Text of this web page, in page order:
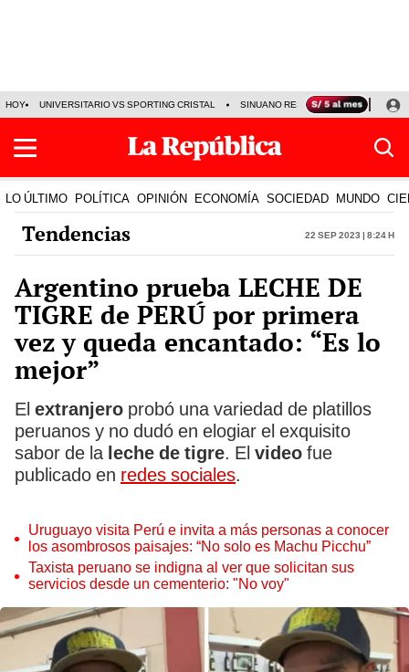
HOY UNIVERSITARIO VS SPORTING CRISTAL SINUANO RESULTADOS HOY
LO ÚLTIMO POLÍTICA OPINIÓN ECONOMÍA SOCIEDAD MUNDO
Tendencias 22 Sep 2023 | 8:24 h
Argentino prueba LECHE DE
TIGRE de PERÚ por primera
vez y queda encantado: “Es lo
mejor”
El extranjero probó una variedad de platillos
peruanos y no dudó en elogiar el exquisito
sabor de la leche de tigre. El video fue
publicado en redes sociales.
Uruguayo visita Perú e invita a más personas a conocer
los asombrosos paisajes: “No solo es Machu Picchu”
Taxista peruano se indigna al ver que solicitan sus
servicios desde un cementerio: "No voy"